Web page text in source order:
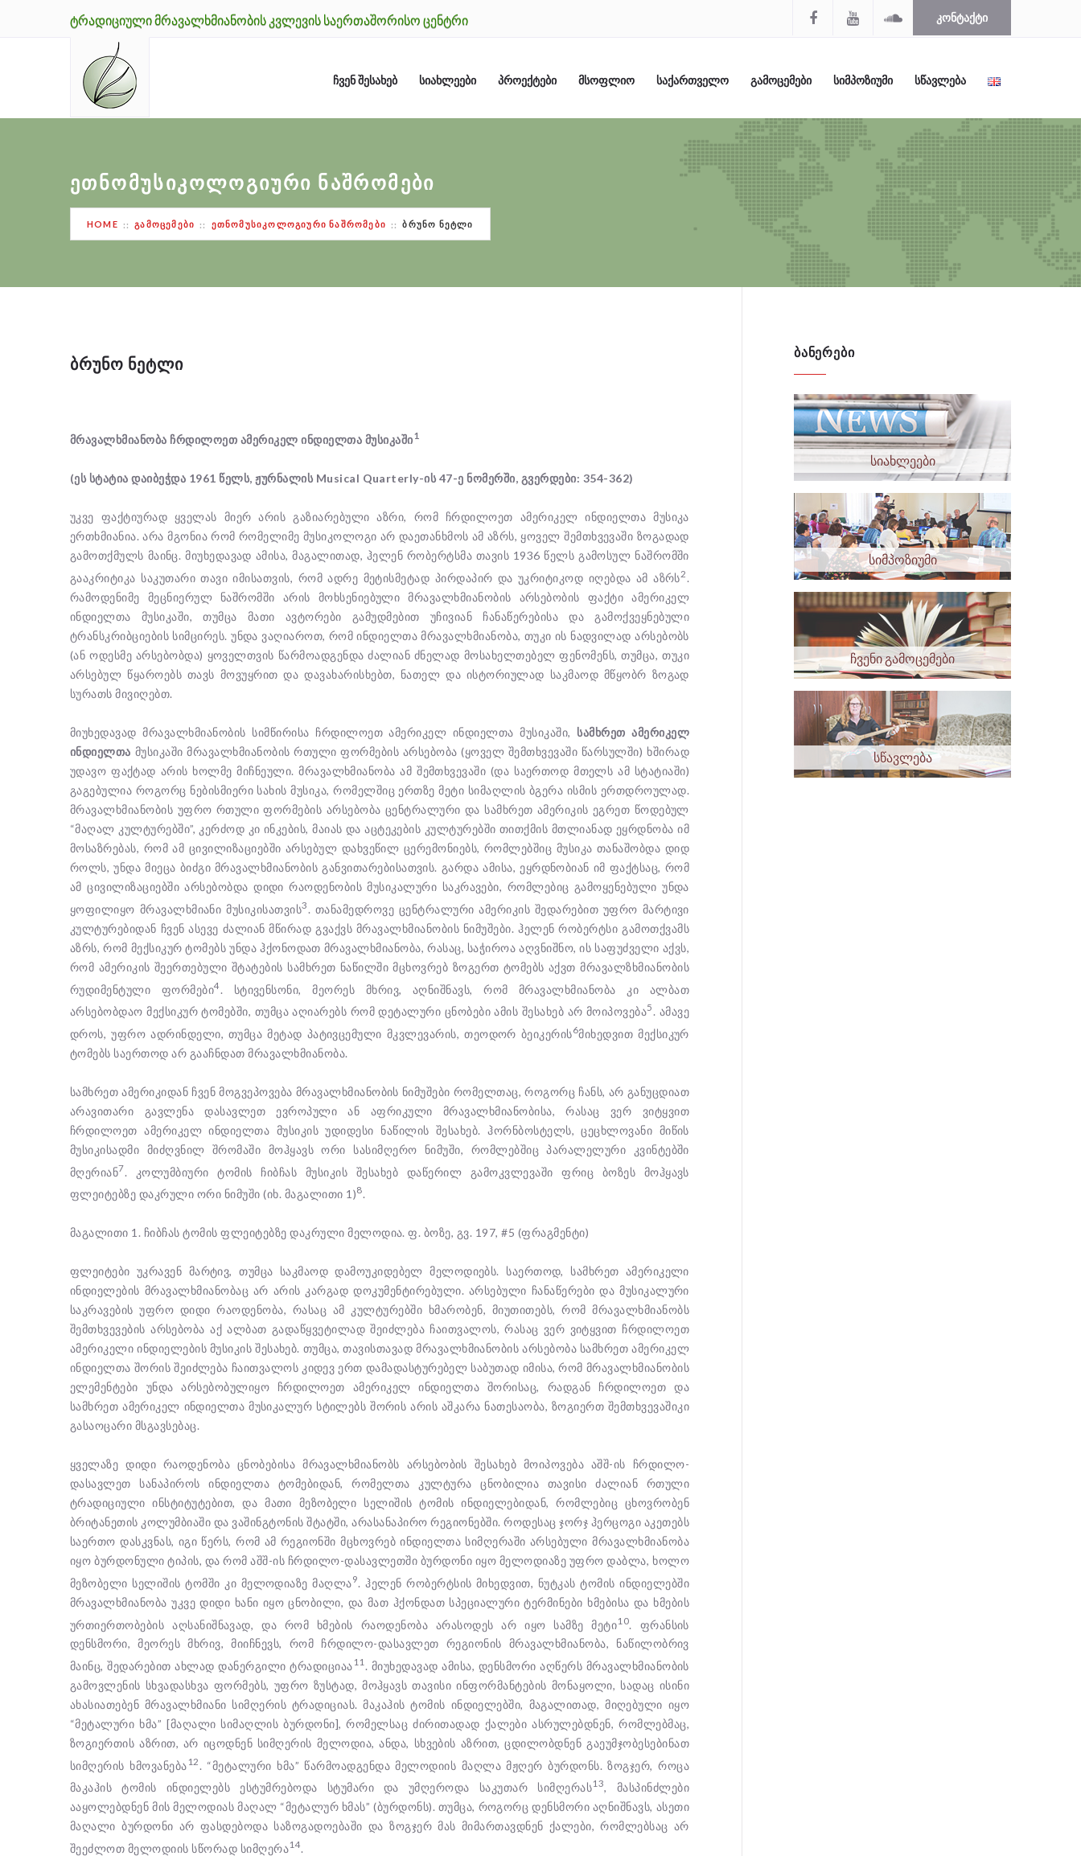
ᲢᲠᲐᲓᲘᲪᲘᲣᲚᲘ ᲛᲠᲐᲕᲐᲚᲮᲛᲘᲐᲜᲝᲑᲘᲡ ᲙᲕᲚᲔᲕᲘᲡ ᲡᲐᲔᲠᲗᲐᲨᲝᲠᲘᲡᲝ ᲪᲔᲜᲢᲠᲘ ᲙᲝᲜᲢᲐᲥᲢᲘ
ᲩᲕᲔᲜ ᲨᲔᲡᲐᲮᲔᲑ ᲡᲘᲐᲮᲚᲔᲔᲑᲘ ᲞᲠᲝᲔᲥᲢᲔᲑᲘ ᲛᲡᲝᲤᲚᲘᲝ ᲡᲐᲥᲐᲠᲗᲕᲔᲚᲝ ᲒᲐᲛᲝᲪᲔᲛᲔᲑᲘ ᲡᲘᲛᲞᲝᲖᲘᲣᲛᲘ ᲡᲬᲐᲕᲚᲔᲑᲐ
ᲔᲗᲜᲝᲛᲣᲡᲘᲙᲝᲚᲝᲒᲘᲣᲠᲘ ᲜᲐᲨᲠᲝᲛᲔᲑᲘ
HOME ᲒᲐᲛᲝᲪᲔᲛᲔᲑᲘ ᲔᲗᲜᲝᲛᲣᲡᲘᲙᲝᲚᲝᲒᲘᲣᲠᲘ ᲜᲐᲨᲠᲝᲛᲔᲑᲘ ᲑᲠᲣᲜᲝ ᲜᲔᲢᲚᲘ
ᲑᲠᲣᲜᲝ ᲜᲔᲢᲚᲘ
მრავალხმიანობა ჩრდილოეთ ამერიკელ ინდიელთა მუსიკაში1
(ეს სტატია დაიბეჭდა 1961 წელს, ჟურნალის Musical Quarterly-ის 47-ე ნომერში, გვერდები: 354-362)
უკვე ფაქტიურად ყველას მიერ არის გაზიარებული აზრი, რომ ჩრდილოეთ ამერიკელ ინდიელთა მუსიკა
ერთხმიანია. არა მგონია რომ რომელიმე მუსიკოლოგი არ დაეთანხმოს ამ აზრს, ყოველ შემთხვევაში ზოგადად
გამოთქმულს მაინც. მიუხედავად ამისა, მაგალითად, ჰელენ რობერტსმა თავის 1936 წელს გამოსულ ნაშრომში
გააკრიტიკა საკუთარი თავი იმისათვის, რომ ადრე მეტისმეტად პირდაპირ და უკრიტიკოდ იღებდა ამ აზრს2.
რამოდენიმე მეცნიერულ ნაშრომში არის მოხსენიებული მრავალხმიანობის არსებობის ფაქტი ამერიკელ
ინდიელთა მუსიკაში, თუმცა მათი ავტორები გამუდმებით უჩივიან ჩანაწერებისა და გამოქვეყნებული
ტრანსკრიბციების სიმცირეს. უნდა ვაღიაროთ, რომ ინდიელთა მრავალხმიანობა, თუკი ის ნადვილად არსებობს
(ან ოდესმე არსებობდა) ყოველთვის წარმოადგენდა ძალიან ძნელად მოსახელთებელ ფენომენს, თუმცა, თუკი
არსებულ წყაროებს თავს მოვუყრით და დავახარისხებთ, ნათელ და ისტორიულად საკმაოდ მწყობრ ზოგად
სურათს მივიღებთ.
მიუხედავად მრავალხმიანობის სიმწირისა ჩრდილოეთ ამერიკელ ინდიელთა მუსიკაში, სამხრეთ ამერიკელ
ინდიელთა მუსიკაში მრავალხმიანობის რთული ფორმების არსებობა (ყოველ შემთხვევაში წარსულში) ხშირად
უდავო ფაქტად არის ხოლმე მიჩნეული. მრავალხმიანობა ამ შემთხვევაში (და საერთოდ მთელს ამ სტატიაში)
გაგებულია როგორც ნებისმიერი სახის მუსიკა, რომელშიც ერთზე მეტი სიმაღლის ბგერა ისმის ერთდროულად.
მრავალხმიანობის უფრო რთული ფორმების არსებობა ცენტრალური და სამხრეთ ამერიკის ეგრეთ წოდებულ
“მაღალ კულტურებში”, კერძოდ კი ინკების, მაიას და აცტეკების კულტურებში თითქმის მთლიანად ეყრდნობა იმ
მოსაზრებას, რომ ამ ცივილიზაციებში არსებულ დახვეწილ ცერემონიებს, რომლებშიც მუსიკა თანაშობდა დიდ
როლს, უნდა მიეცა ბიძგი მრავალხმიანობის განვითარებისათვის. გარდა ამისა, ეყრდნობიან იმ ფაქტსაც, რომ
ამ ცივილიზაციებში არსებობდა დიდი რაოდენობის მუსიკალური საკრავები, რომლებიც გამოყენებული უნდა
ყოფილიყო მრავალხმიანი მუსიკისათვის3. თანამედროვე ცენტრალური ამერიკის შედარებით უფრო მარტივი
კულტურებიდან ჩვენ ასევე ძალიან მწირად გვაქვს მრავალხმიანობის ნიმუშები. ჰელენ რობერტსი გამოთქვამს
აზრს, რომ მექსიკურ ტომებს უნდა ჰქონოდათ მრავალხმიანობა, რასაც, საჭიროა აღვნიშნო, ის საფუძველი აქვს,
რომ ამერიკის შეერთებული შტატების სამხრეთ ნაწილში მცხოვრებ ზოგერთ ტომებს აქვთ მრავალზხმიანობის
რუდიმენტული ფორმები4
. სტივენსონი, მეორეს მხრივ, აღნიშნავს, რომ მრავალხმიანობა კი ალბათ
არსებობდაო მექსიკურ ტომებში, თუმცა აღიარებს რომ დეტალური ცნობები ამის შესახებ არ მოიპოვება5. ამავე
დროს, უფრო ადრინდელი, თუმცა მეტად პატივცემული მკვლევარის, თეოდორ ბეიკერის6მიხედვით მექსიკურ
ტომებს საერთოდ არ გააჩნდათ მრავალხმიანობა.
სამხრეთ ამერიკიდან ჩვენ მოგვეპოვება მრავალხმიანობის ნიმუშები რომელთაც, როგორც ჩანს, არ განუცდიათ
არავითარი გავლენა დასავლეთ ევროპული ან აფრიკული მრავალხმიანობისა, რასაც ვერ ვიტყვით
ჩრდილოეთ ამერიკელ ინდიელთა მუსიკის უდიდესი ნაწილის შესახებ. ჰორნბოსტელს, ცეცხლოვანი მიწის
მუსიკისადმი მიძღვნილ შრომაში მოჰყავს ორი სასიმღერო ნიმუში, რომლებშიც პარალელური კვინტებში
მღერიან7
. კოლუმბიური ტომის ჩიბჩას მუსიკის შესახებ დაწერილ გამოკვლევაში ფრიც ბოზეს მოჰყავს
ფლეიტებზე დაკრული ორი ნიმუში (იხ. მაგალითი 1)8.
მაგალითი 1. ჩიბჩას ტომის ფლეიტებზე დაკრული მელოდია. ფ. ბოზე, გვ. 197, #5 (ფრაგმენტი)
ფლეიტები უკრავენ მარტივ, თუმცა საკმაოდ დამოუკიდებელ მელოდიებს. საერთოდ, სამხრეთ ამერიკელი
ინდიელების მრავალხმიანობაც არ არის კარგად დოკუმენტირებული. არსებული ჩანაწერები და მუსიკალური
საკრავების უფრო დიდი რაოდენობა, რასაც ამ კულტურებში ხმარობენ, მიუთითებს, რომ მრავალხმიანობს
შემთხვევების არსებობა აქ ალბათ გადაწყვეტილად შეიძლება ჩაითვალოს, რასაც ვერ ვიტყვით ჩრდილოეთ
ამერიკელი ინდიელების მუსიკის შესახებ. თუმცა, თავისთავად მრავალხმიანობის არსებობა სამხრეთ ამერიკელ
ინდიელთა შორის შეიძლება ჩაითვალოს კიდევ ერთ დამადასტურებელ საბუთად იმისა, რომ მრავალხმიანობის
ელემენტები უნდა არსებობულიყო ჩრდილოეთ ამერიკელ ინდიელთა შორისაც, რადგან ჩრდილოეთ და
სამხრეთ ამერიკელ ინდიელთა მუსიკალურ სტილებს შორის არის აშკარა ნათესაობა, ზოგიერთ შემთხვევაშიკი
გასაოცარი მსგავსებაც.
ყველაზე დიდი რაოდენობა ცნობებისა მრავალხმიანობს არსებობის შესახებ მოიპოვება აშშ-ის ჩრდილო-
დასავლეთ სანაპიროს ინდიელთა ტომებიდან, რომელთა კულტურა ცნობილია თავისი ძალიან რთული
ტრადიციული ინსტიტუტებით, და მათი მეზობელი სელიშის ტომის ინდიელებიდან, რომლებიც ცხოვრობენ
ბრიტანეთის კოლუმბიაში და ვაშინგტონის შტატში, არასანაპირო რეგიონებში. როდესაც ჯორჯ ჰერცოგი აკეთებს
საერთო დასკვნას, იგი წერს, რომ ამ რეგიონში მცხოვრებ ინდიელთა სიმღერაში არსებული მრავალხმიანობა
იყო ბურდონული ტიპის, და რომ აშშ-ის ჩრდილო-დასავლეთში ბურდონი იყო მელოდიაზე უფრო დაბლა, ხოლო
მეზობელი სელიშის ტომში კი მელოდიაზე მაღლა9. ჰელენ რობერტსის მიხედვით, ნუტკას ტომის ინდიელებში
მრავალხმიანობა უკვე დიდი ხანი იყო ცნობილი, და მათ ჰქონდათ სპეციალური ტერმინები ხმებისა და ხმების
ურთიერთობების აღსანიშნავად, და რომ ხმების რაოდენობა არასოდეს არ იყო სამზე მეტი10
. ფრანსის
დენსმორი, მეორეს მხრივ, მიიჩნევს, რომ ჩრდილო-დასავლეთ რეგიონის მრავალხმიანობა, ნაწილობრივ
მაინც, შედარებით ახლად დანერგილი ტრადიციაა 11 . მიუხედავად ამისა, დენსმორი აღწერს მრავალხმიანობის
გამოვლენის სხვადასხვა ფორმებს, უფრო ზუსტად, მოჰყავს თავისი ინფორმანტების მონაყოლი, სადაც ისინი
ახასიათებენ მრავალხმიანი სიმღერის ტრადიციას. მაკაჰის ტომის ინდიელებში, მაგალითად, მიღებული იყო
“მეტალური ხმა” [მაღალი სიმაღლის ბურდონი], რომელსაც ძირითადად ქალები ასრულებდნენ, რომლებმაც,
ზოგიერთის აზრით, არ იცოდნენ სიმღერის მელოდია, ანდა, სხვების აზრით, ცდილობდნენ გაეუმჯობესებინათ
სიმღერის ხმოვანება 12. “მეტალური ხმა” წარმოადგენდა მელოდიის მაღლა მჟღერ ბურდონს. ზოგჯერ, როცა
მაკაჰის ტომის ინდიელებს ესტუმრებოდა სტუმარი და უმღეროდა საკუთარ სიმღერას13, მასპინძლები
ააყოლებდნენ მის მელოდიას მაღალ “მეტალურ ხმას” (ბურდონს). თუმცა, როგორც დენსმორი აღნიშნავს, ასეთი
მაღალი ბურდონი არ ფასდებოდა საზოგადოებაში და ზოგჯერ მას მიმართავდნენ ქალები, რომლებსაც არ
შეეძლოთ მელოდიის სწორად სიმღერა14.
ᲑᲐᲜᲔᲠᲔᲑᲘ
სიახლეები
სიმპოზიუმი
ჩვენი გამოცემები
სწავლება